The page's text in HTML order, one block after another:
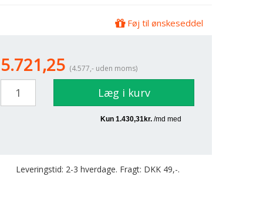
Føj til ønskeseddel
5.721,25 (4.577,- uden moms)
Læg i kurv
Leveringstid: 2-3 hverdage. Fragt: DKK 49,-.